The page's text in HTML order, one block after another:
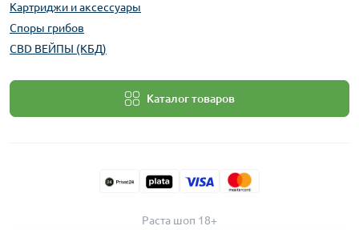
Картриджи и аксессуары
Споры грибов
CBD ВЕЙПЫ (КБД)
Каталог товаров
Раста шоп 18+